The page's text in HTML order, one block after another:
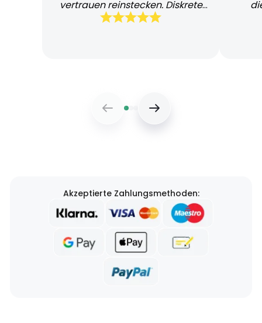
vertrauen reinstecken. Diskrete
und schnelle Lieferung
Akzeptierte Zahlungsmethoden: